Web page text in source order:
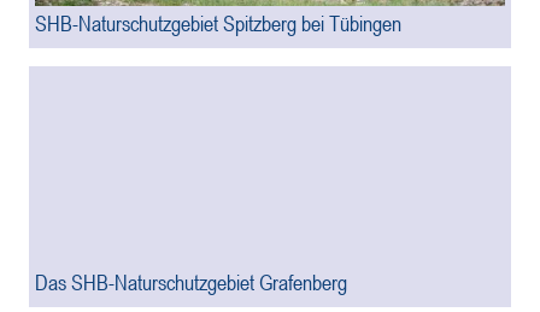
SHB-Naturschutzgebiet Spitzberg bei Tübingen
Das SHB-Naturschutzgebiet Grafenberg